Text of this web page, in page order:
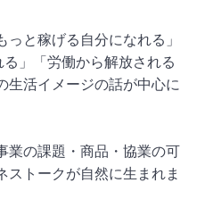
と稼げる自分になれる」
る」「労働から解放される
生活イメージの話が中心に
業の課題・商品・協業の可
ストークが自然に生まれま